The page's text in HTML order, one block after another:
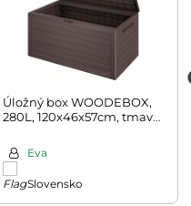
Úložný box WOODEBOX,
280L, 120x46x57cm, tmavě
Eva
Slovensko